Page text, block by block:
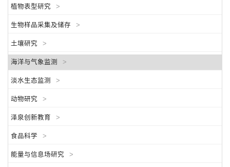
植物表型研究 >
生物样品采集及储存 >
土壤研究 >
海洋与气象监测 >
淡水生态监测 >
动物研究 >
泽泉创新教育 >
食品科学 >
能量与信息场研究 >